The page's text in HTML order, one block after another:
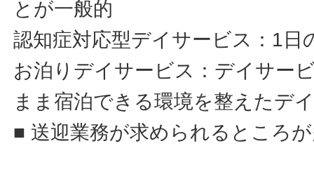
とが一般的
認知症対応型デイサービス：1日
お泊りデイサービス：デイサー
まま宿泊できる環境を整えたデ
■ 送迎業務が求められるところ